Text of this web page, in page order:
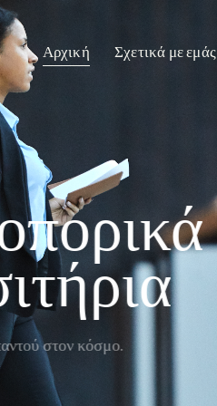
Αρχική Σχετικά με εμάς
παντού στον κόσμο.